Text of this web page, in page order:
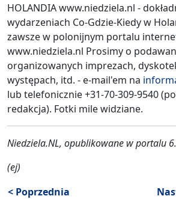
HOLANDIA www.niedziela.nl -
wydarzeniach Co-Gdzie-Kiedy w
zawsze w polonijnym portalu
www.niedziela.nl Prosimy o
organizowanych imprezach,
występach, itd. - e-mail'em na
lub telefonicznie +31-70-309-9540
redakcja). Fotki mile widziane.
Niedziela.NL, opublikowane w portalu
(ej)
< Poprzednia